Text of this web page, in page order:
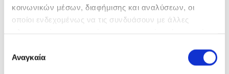
κοινωνικών μέσων, διαφήμισης και αναλύσεων, οι
οποίοι ενδεχομένως να τις συνδυάσουν με άλλες
των υπηρεσιών τους.
συγκατάθεσης
Αναγκαία
Ανδρικό κούρεμα
Μοντέρνα & κλασικά κουρέματα
Ανδρικές κομμώσεις